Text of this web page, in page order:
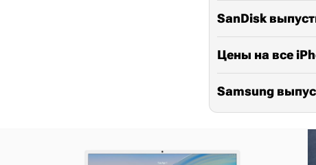
SanDisk
Цены на все
Samsung